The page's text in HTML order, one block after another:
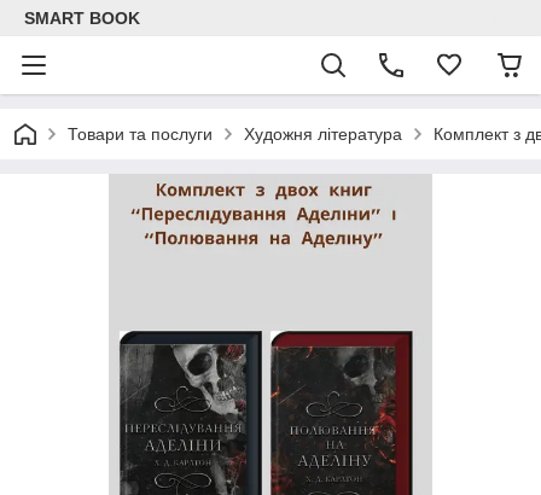
SMART BOOK
Товари та послуги Художня література Комплект з